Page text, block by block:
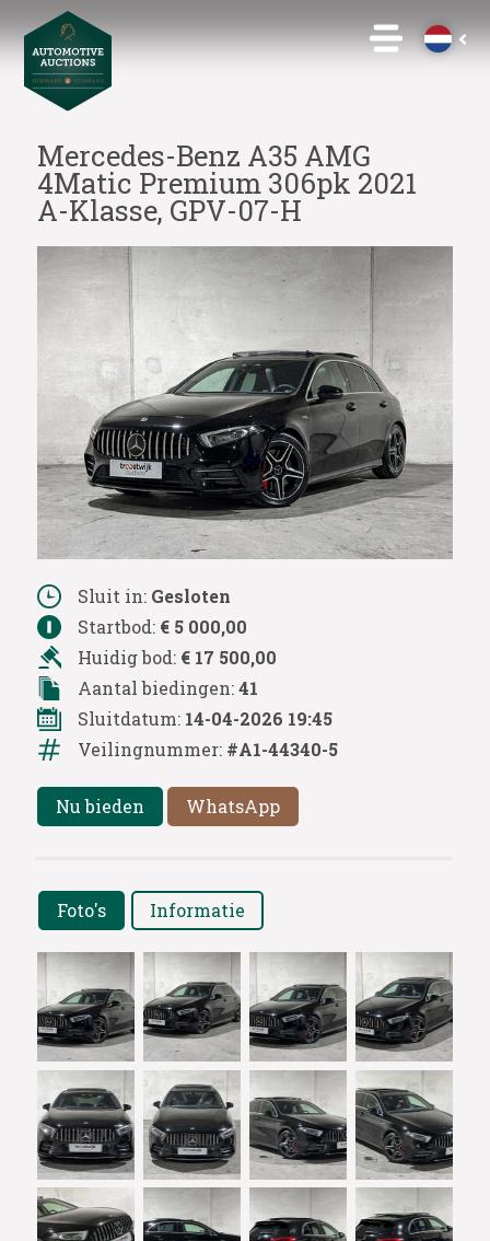
Mercedes-Benz A35 AMG
4Matic Premium 306pk 2021
A-Klasse, GPV-07-H
Sluit in: Gesloten
Startbod: € 5 000,00
Huidig bod: € 17 500,00
Aantal biedingen:41
Sluitdatum: 14-04-2026 19:45
Veilingnummer: #A1-44340-5
Nu bieden WhatsApp
Foto's Informatie